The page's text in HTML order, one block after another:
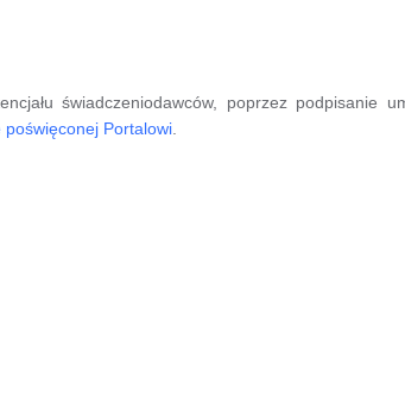
świadczeniodawców, poprzez podpisanie
poświęconej Portalowi